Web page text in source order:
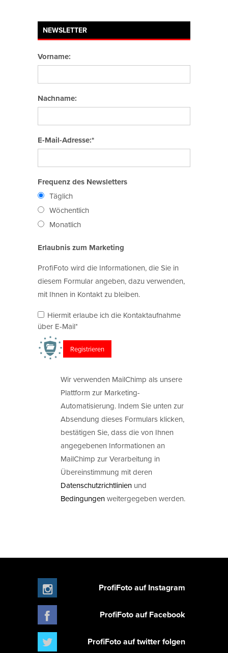
NEWSLETTER
Vorname:
Nachname:
E-Mail-Adresse:*
Frequenz des Newsletters
Täglich
Wöchentlich
Monatlich
Erlaubnis zum Marketing
ProfiFoto wird die Informationen, die Sie in
diesem Formular angeben, dazu verwenden,
mit Ihnen in Kontakt zu bleiben.
Hiermit erlaube ich die Kontaktaufnahme
über E-Mail*
Wir verwenden MailChimp als unsere
Plattform zur Marketing-
Automatisierung. Indem Sie unten zur
Absendung dieses Formulars klicken,
bestätigen Sie, dass die von Ihnen
angegebenen Informationen an
MailChimp zur Verarbeitung in
Übereinstimmung mit deren
Datenschutzrichtlinien und
Bedingungenweitergegeben werden.
ProfiFoto auf Instagram
ProfiFoto auf Facebook
ProfiFoto auf twitter folgen